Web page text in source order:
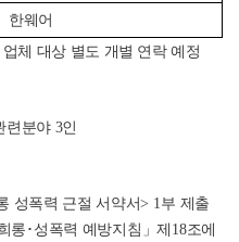
한웨어
체 대상 별도 개별 연락 예정
련 분야 3인
성폭력 근절 서약서> 1부 제출
롱 ･ 성폭력 예방지침 」제 18조에